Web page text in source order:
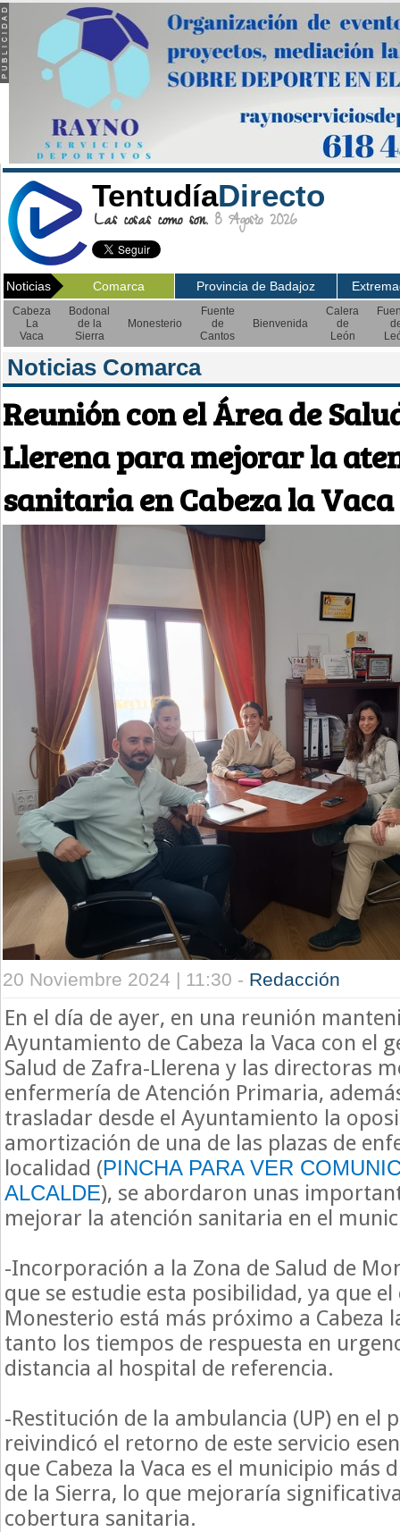
TentudíaDirecto
Las cosas como son. 8 Agosto 2026
Noticias Comarca Provincia de Badajoz
Cabeza
La
Vaca
Bodonal
de la
Sierra
Monesterio
Fuente
de
Cantos
Bienvenida
Calera
de
León
Noticias Comarca
Reunión con el Área de
Llerena para mejorar la
sanitaria en Cabeza la Vaca
20 Noviembre 2024 | 11:30 - Redacción
En el día de ayer, en una reunión
Ayuntamiento de Cabeza la Vaca con el
Salud de Zafra-Llerena y las directoras
enfermería de Atención Primaria,
trasladar desde el Ayuntamiento la
amortización de una de las plazas de
localidad (PINCHA PARA VER
ALCALDE), se abordaron unas
mejorar la atención sanitaria en el
-Incorporación a la Zona de Salud de
que se estudie esta posibilidad, ya que
Monesterio está más próximo a Cabeza
tanto los tiempos de respuesta en
distancia al hospital de referencia.
-Restitución de la ambulancia (UP) en el
reivindicó el retorno de este servicio
que Cabeza la Vaca es el municipio más
de la Sierra, lo que mejoraría
cobertura sanitaria.